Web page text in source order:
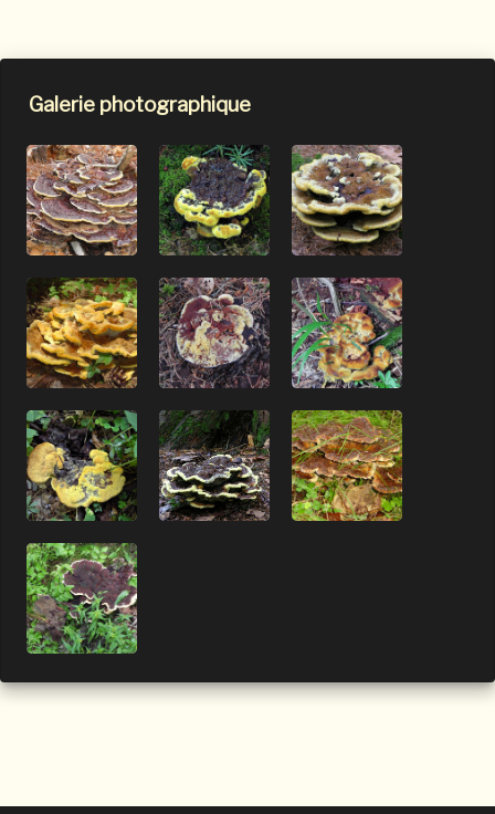
Galerie photographique